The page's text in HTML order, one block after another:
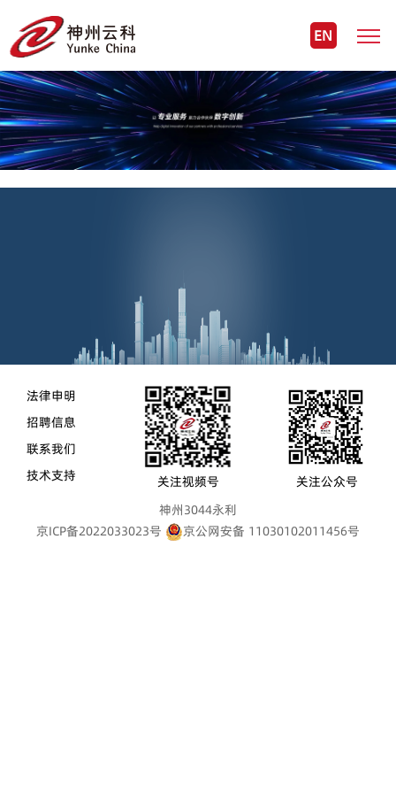
EN
法律申明
招聘信息
联系我们
技术支持
关注视频号
关注公众号
神州3044永利
京ICP备2022033023号
京公网安备 11030102011456号